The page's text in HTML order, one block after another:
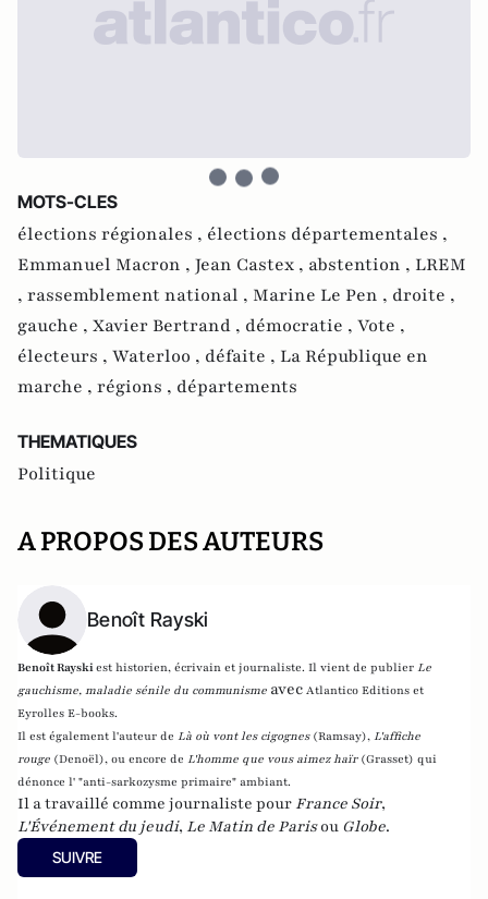
MOTS-CLES
élections régionales , élections départementales ,
Emmanuel Macron , Jean Castex , abstention , LREM
, rassemblement national , Marine Le Pen , droite ,
gauche , Xavier Bertrand , démocratie , Vote ,
électeurs , Waterloo , défaite , La République en
marche , régions , départements
THEMATIQUES
Politique
A PROPOS DES AUTEURS
Benoît Rayski
Benoît Rayskiest historien, écrivain et journaliste. Il vient de publier Le
gauchisme, maladie sénile du communisme avec Atlantico Editions et
Eyrolles E-books.
Il est également l'auteur de Là où vont les cigognes (Ramsay), L'affiche
rouge (Denoël), ou encore de L'homme que vous aimez haïr (Grasset) qui
dénonce l' "anti-sarkozysme primaire" ambiant.
Il a travaillé comme journaliste pour France Soir,
L'Événement du jeudi, Le Matin de Parisou Globe.
SUIVRE